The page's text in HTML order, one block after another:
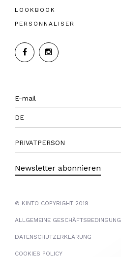
LOOKBOOK
PERSONNALISER
DE
PRIVATPERSON
Newsletter abonnieren
© KINTO COPYRIGHT 2019
ALLGEMEINE
DATENSCHUTZERKLÄRUNG
COOKIES POLICY